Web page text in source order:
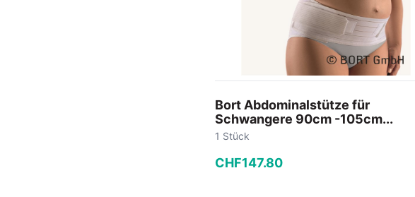
Bort Abdominalstütze für
Schwangere 90cm -105cm...
1 Stück
CHF147.80